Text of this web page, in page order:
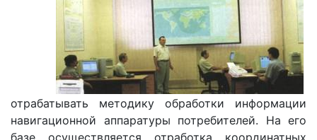
отрабатывать методику обработки информации
навигационной аппаратуры потребителей. На его
базе осуществляется отработка координатных